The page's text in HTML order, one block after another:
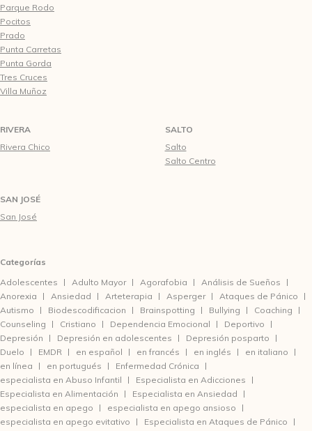
Parque Rodo
Pocitos
Prado
Punta Carretas
Punta Gorda
Tres Cruces
Villa Muñoz
RIVERA
Rivera Chico
SALTO
Salto
Salto Centro
SAN JOSÉ
San José
Categorías
Adolescentes
Adulto Mayor Agorafobia
Análisis de Sueños
Anorexia
Ansiedad Arteterapia Asperger
Ataques de Pánico
Autismo
Biodescodificacion Brainspotting Bullying
Coaching
Counseling
Cristiano Dependencia Emocional
Deportivo
Depresión
Depresión en adolescentes
Depresión posparto
Duelo
EMDR en español en francés en inglés
en italiano
en línea
en portugués
Enfermedad Crónica
especialista en Abuso Infantil
Especialista en Adicciones
Especialista en Alimentación
Especialista en Ansiedad
especialista en apego
especialista en apego ansioso
especialista en apego evitativo
Especialista en Ataques de Pánico